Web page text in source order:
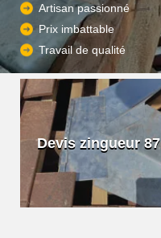
Artisan passionné
Prix imbattable
Travail de qualité
Devis zingueur 87